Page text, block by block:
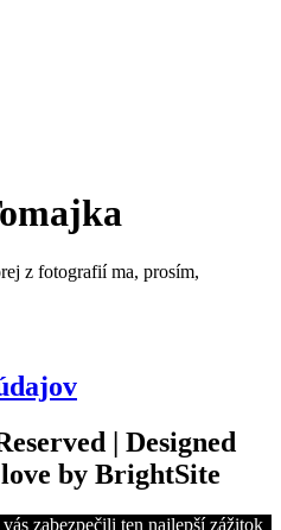
z fotografií ma, prosím,
| Designed
by BrightSite
zabezpečili ten najlepší zážitok